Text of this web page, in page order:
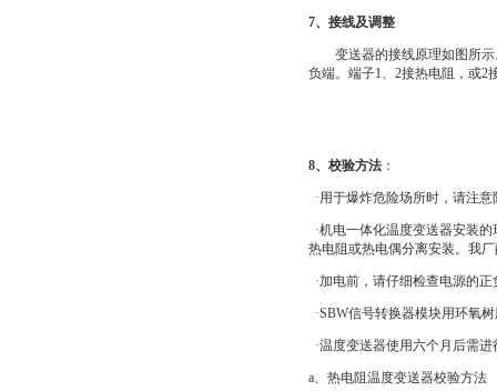
7、接线及调整
变送器的接线原理如图所示
负端。端子1、2接热电阻，或2
8、校验方法：
·用于爆炸危险场所时，请注
·机电一体化温度变送器安装
热电阻或热电偶分离安装。我
·加电前，请仔细检查电源的
·SBW信号转换器模块用环氧
·温度变送器使用六个月后需进
a、热电阻温度变送器校验方法